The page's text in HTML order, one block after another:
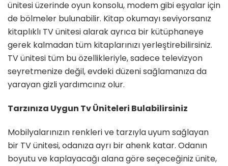
ünitesi üzerinde oyun konsolu, modem gibi eşyalar için
de bölmeler bulunabilir. Kitap okumayı seviyorsanız
kitaplıklı TV ünitesi alarak ayrıca bir kütüphaneye
gerek kalmadan tüm kitaplarınızı yerleştirebilirsiniz.
TV ünitesi tüm bu özellikleriyle, sadece televizyon
seyretmenize değil, evdeki düzeni sağlamanıza da
yarayan gizli yardımcınız olur.
Tarzınıza Uygun Tv Üniteleri Bulabilirsiniz
Mobilyalarınızın renkleri ve tarzıyla uyum sağlayan
bir TV ünitesi, odanıza ayrı bir ahenk katar. Odanın
boyutu ve kaplayacağı alana göre seçeceğiniz ünite,